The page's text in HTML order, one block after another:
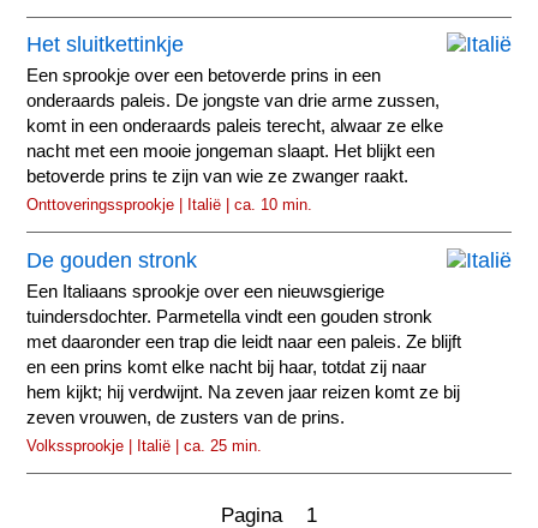
Het sluitkettinkje
Een sprookje over een betoverde prins in een
onderaards paleis. De jongste van drie arme zussen,
komt in een onderaards paleis terecht, alwaar ze elke
nacht met een mooie jongeman slaapt. Het blijkt een
betoverde prins te zijn van wie ze zwanger raakt.
Onttoveringssprookje | Italië | ca. 10 min.
De gouden stronk
Een Italiaans sprookje over een nieuwsgierige
tuindersdochter. Parmetella vindt een gouden stronk
met daaronder een trap die leidt naar een paleis. Ze blijft
en een prins komt elke nacht bij haar, totdat zij naar
hem kijkt; hij verdwijnt. Na zeven jaar reizen komt ze bij
zeven vrouwen, de zusters van de prins.
Volkssprookje | Italië | ca. 25 min.
Pagina 1